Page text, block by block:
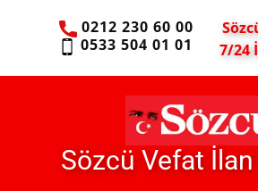
0212 230 60 00
0533 504 01 01
7/24
Sözcü Vefat